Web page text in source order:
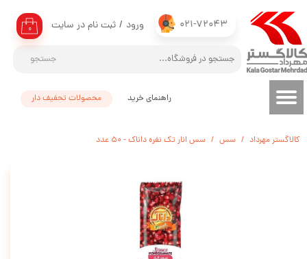
021-72043
جستجو
۰ ورود / ثبت نام در سایت
حساب کاربری من
تغییر گذر واژه
سفارشات
محصولات تحفیف دار راهنمای خرید
کالاگستر مهرداد سس سس انار تک نفره داناک - 50 عدد